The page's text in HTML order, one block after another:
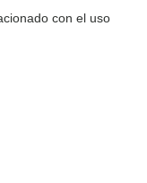
con el uso